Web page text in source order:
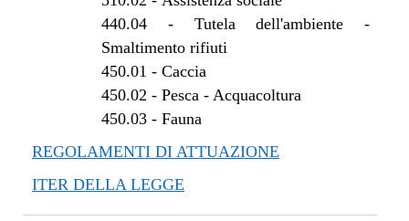
440.04- Tutela dell'ambiente -
Smaltimento rifiuti
450.01 - Caccia
450.02 - Pesca - Acquacoltura
450.03- Fauna
REGOLAMENTI DI ATTUAZIONE
ITER DELLA LEGGE